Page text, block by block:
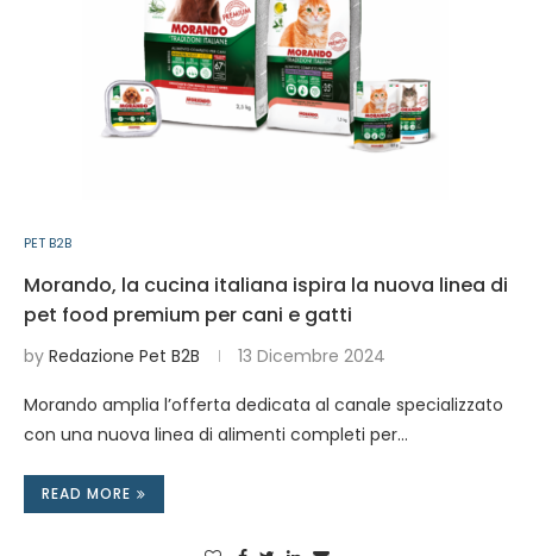
PET B2B
Morando, la cucina italiana ispira la nuova linea di
pet food premium per cani e gatti
by Redazione Pet B2B 13 Dicembre 2024
Morando amplia l’offerta dedicata al canale specializzato
con una nuova linea di alimenti completi per…
READ MORE